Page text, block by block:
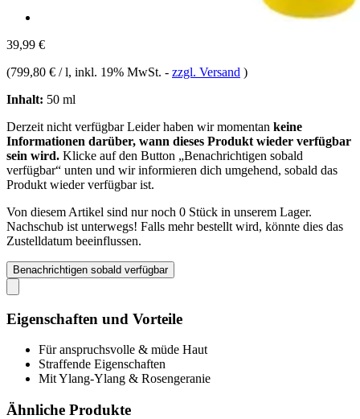
39,99 €
(799,80 € / l, inkl. 19% MwSt. - zzgl. Versand )
Inhalt: 50 ml
Derzeit nicht verfügbarLeider haben wir momentan keine
Informationen darüber, wann dieses Produkt wieder verfügbar
sein wird. Klicke auf den Button „Benachrichtigen sobald
verfügbar“ unten und wir informieren dich umgehend, sobald das
Produkt wieder verfügbar ist.
Von diesem Artikel sind nur noch 0 Stück in unserem Lager.
Nachschub ist unterwegs! Falls mehr bestellt wird, könnte dies das
Zustelldatum beeinflussen.
Benachrichtigen sobald verfügbar
Eigenschaften und Vorteile
Für anspruchsvolle & müde Haut
Straffende Eigenschaften
Mit Ylang-Ylang & Rosengeranie
Ähnliche Produkte